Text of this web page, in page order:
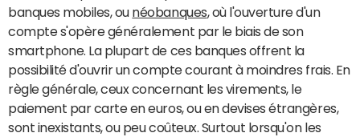
banques mobiles, ou néobanques, où l'ouverture d'un
compte s'opère généralement par le biais de son
smartphone. La plupart de ces banques offrent la
possibilité d'ouvrir un compte courant à moindres frais. En
règle générale, ceux concernant les virements, le
paiement par carte en euros, ou en devises étrangères,
sont inexistants, ou peu coûteux. Surtout lorsqu'on les